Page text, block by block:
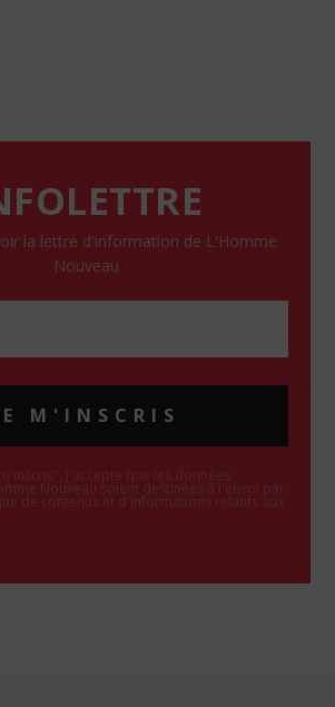
la lettre d'information de L'Homme
Nouveau
M'INSCRIS
j'accepte que les données
Nouveau soient destinées à l'envoi par
de contenus et d'informations relatifs aux